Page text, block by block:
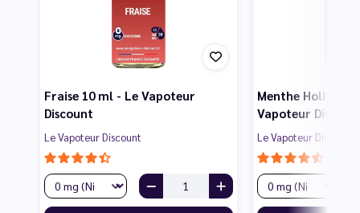
Fraise 10 ml - Le Vapoteur
Discount
Le Vapoteur Discount
Menthe
Vapoteur
Le Vapoteur Discount